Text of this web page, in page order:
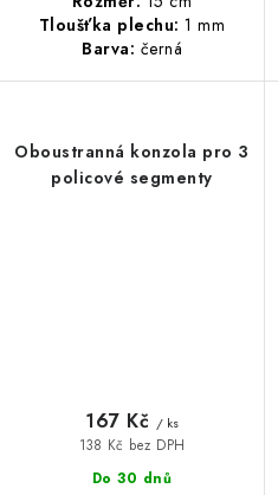
Tloušťka plechu: 1 mm
Barva: černá
Oboustranná konzola pro 3
policové segmenty
Do 30 dnů
138 Kč bez DPH
167 Kč / ks